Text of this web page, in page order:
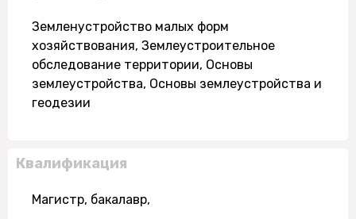
Земленустройство малых форм
хозяйствования, Землеустроительное
обследование территории, Основы
землеустройства, Основы землеустройства и
геодезии
Квалификация
Магистр, бакалавр,